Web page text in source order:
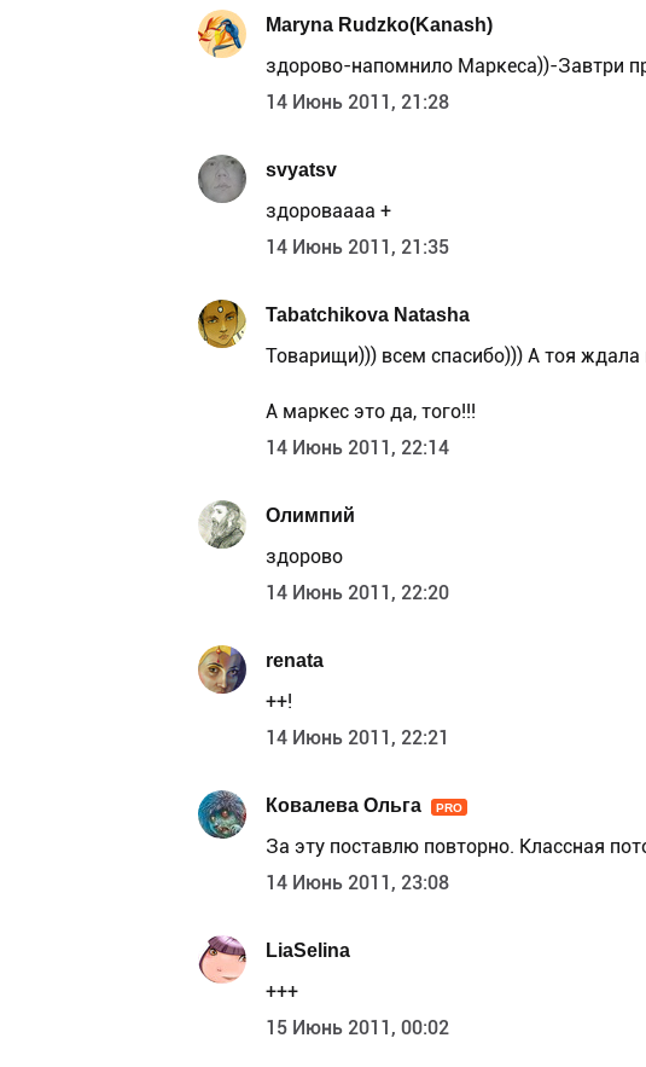
Maryna Rudzko(Kanash)
здорово-напомнило Маркеса))-Завтри
14 Июнь 2011, 21:28
svyatsv
здороваааа +
14 Июнь 2011, 21:35
Tabatchikova Natasha
Товарищи))) всем спасибо))) А тоя ждала
А маркес это да, того!!!
14 Июнь 2011, 22:14
Олимпий
здорово
14 Июнь 2011, 22:20
renata
++!
14 Июнь 2011, 22:21
Ковалева Ольга PRO
За эту поставлю повторно. Классная
14 Июнь 2011, 23:08
LiaSelina
+++
15 Июнь 2011, 00:02